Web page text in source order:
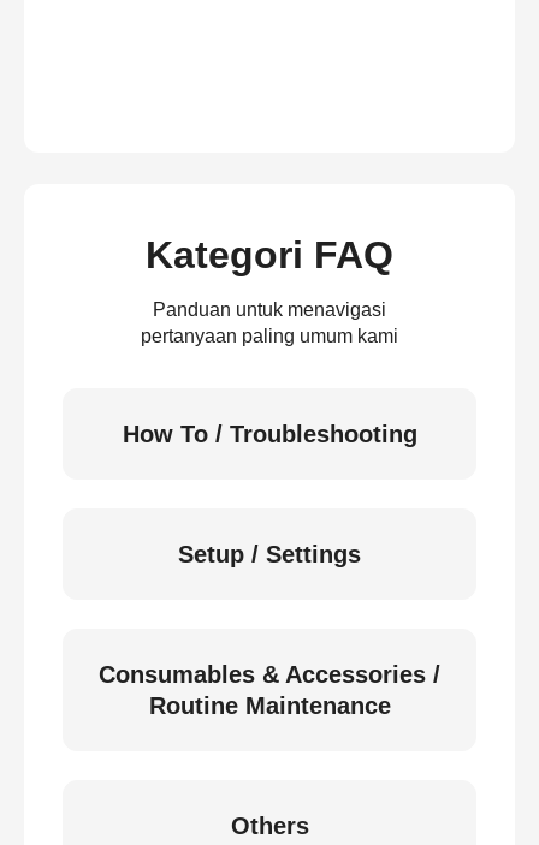
Kategori FAQ
Panduan untuk menavigasi
pertanyaan paling umum kami
How To / Troubleshooting
Setup / Settings
Consumables & Accessories /
Routine Maintenance
Others